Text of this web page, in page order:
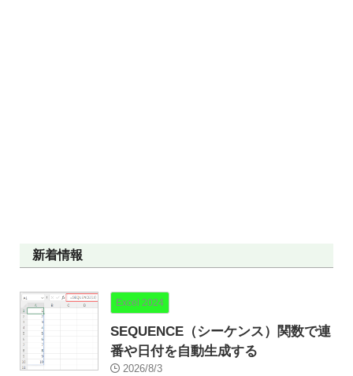
新着情報
Excel 2024
SEQUENCE（シーケンス）関数で連
番や日付を自動生成する
2026/8/3